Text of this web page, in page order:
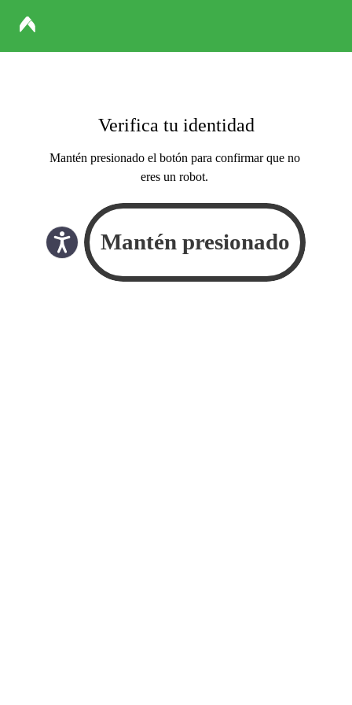
Verifica tu identidad
Mantén presionado el botón para confirmar que no
eres un robot.